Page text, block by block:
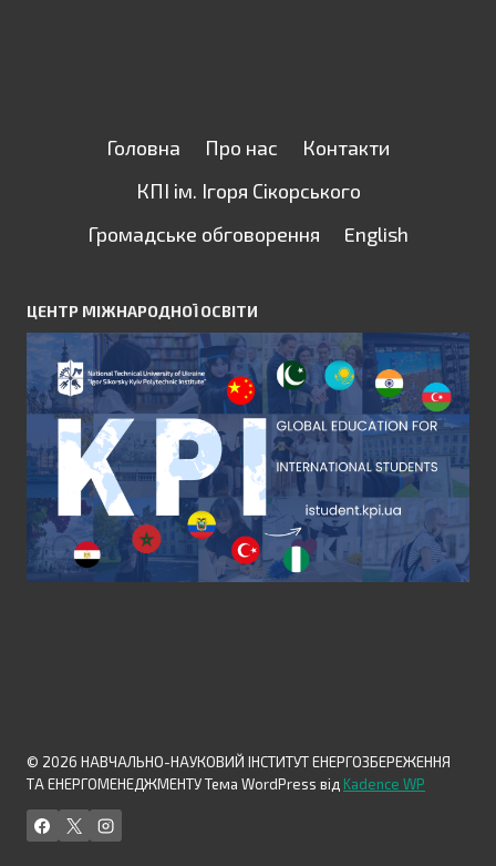
Головна Про нас
Контакти
КПІ ім. Ігоря Сікорського
Громадське обговорення
English
ЦЕНТР МІЖНАРОДНОЇ ОСВІТИ
© 2026 НАВЧАЛЬНО-НАУКОВИЙ ІНСТИТУТ ЕНЕРГОЗБЕРЕЖЕННЯ
ТА ЕНЕРГОМЕНЕДЖМЕНТУ Тема WordPress від Kadence WP